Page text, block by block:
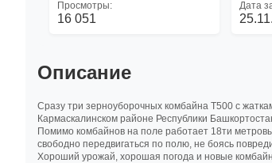
Просмотры:
16 051
Дата
Описание
Сразу три зерноуборочных комбайна Т500 с
Кармаскалинском районе Республики
Помимо комбайнов на поле работает 18ти
свободно передвигаться по полю, не боясь
Хороший урожай, хорошая погода и новые